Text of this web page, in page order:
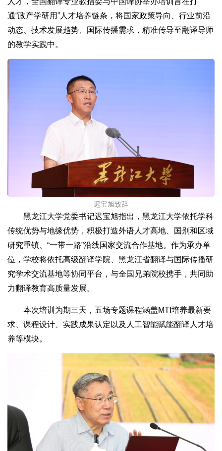
通“政产学研用”人才培养链条，将国家政策导向、行业前沿
动态、技术发展趋势、国际传播需求，精准传导至翻译导师
的教学实践中。
迟宝旭致辞
黑龙江大学党委书记迟宝旭指出，黑龙江大学依托学科
传统优势与地缘优势，积极打造外语人才高地、国别和区域
研究重镇、“一带一路”沿线国家交流合作基地。作为承办单
位，学校将依托高级翻译学院、黑龙江省翻译与国际传播研
究学术交流基地等协同平台，与全国兄弟院校携手，共同助
力翻译教育高质量发展。
本次培训为期三天，五场专题课程涵盖MTI培养最新要
求、课程设计、实践成果认定以及人工智能赋能翻译人才培
养等模块。